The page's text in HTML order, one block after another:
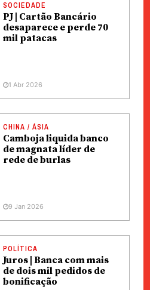
SOCIEDADE
PJ | Cartão Bancário
desaparece e perde 70
mil patacas
1 Abr 2026
CHINA / ÁSIA
Camboja liquida banco
de magnata líder de
rede de burlas
9 Jan 2026
POLÍTICA
Juros | Banca com mais
de dois mil pedidos de
bonificação